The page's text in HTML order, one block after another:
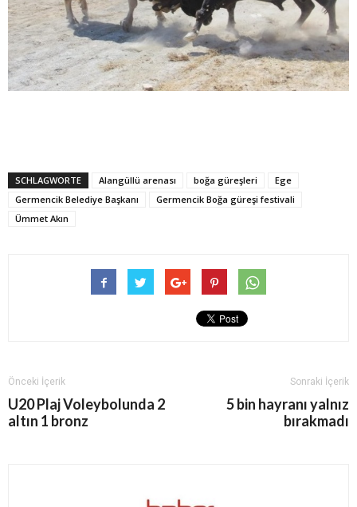
SCHLAGWORTE Alangüllü arenası boğa güreşleri
Ege
Germencik Belediye Başkanı
Germencik Boğa güreşi festivali
Ümmet Akın
Önceki İçerik
U20 Plaj Voleybolunda 2
altın 1 bronz
Sonraki İçerik
5 bin hayranı yalnız
bırakmadı